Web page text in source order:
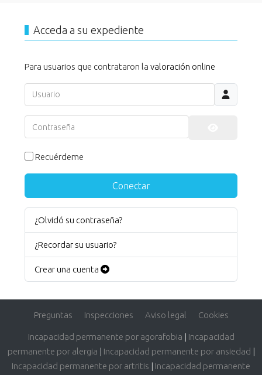
Acceda a su expediente
Para usuarios que contrataron la valoración online
Usuario
Contraseña
Recuérdeme
Conectar
¿Olvidó su contraseña?
¿Recordar su usuario?
Crear una cuenta
Preguntas Inspecciones Aviso legal Cookies
Incapacidad permanente por agorafobia | Incapacidad
permanente por alergia | Incapacidad permanente por ansiedad |
Incapacidad permanente por artritis | Incapacidad permanente